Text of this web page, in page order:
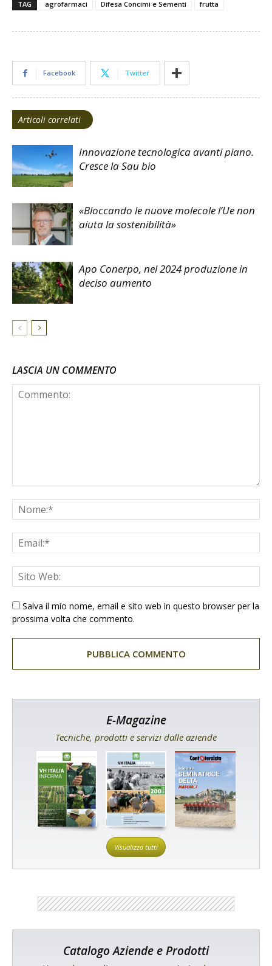
TAG agrofarmaci Difesa Concimi e Sementi frutta
Facebook Twitter
Articoli correlati
Innovazione tecnologica avanti piano.
Cresce la Sau bio
«Bloccando le nuove molecole l’Ue non
aiuta la sostenibilità»
Apo Conerpo, nel 2024 produzione in
deciso aumento
LASCIA UN COMMENTO
Salva il mio nome, email e sito web in questo browser per la
prossima volta che commento.
E-Magazine
Tecniche, prodotti e servizi dalle aziende
Visualizza tutti
Catalogo Aziende e Prodotti